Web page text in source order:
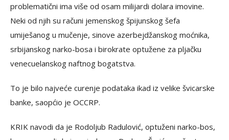
problematični ima više od osam milijardi dolara imovine.
Neki od njih su računi jemenskog špijunskog šefa
umiješanog u mučenje, sinove azerbejdžanskog moćnika,
srbijanskog narko-bosa i birokrate optužene za pljačku
venecuelanskog naftnog bogatstva.
To je bilo najveće curenje podataka ikad iz velike švicarske
banke, saopćio je OCCRP.
KRIK navodi da je Rodoljub Radulović, optuženi narko-bos,